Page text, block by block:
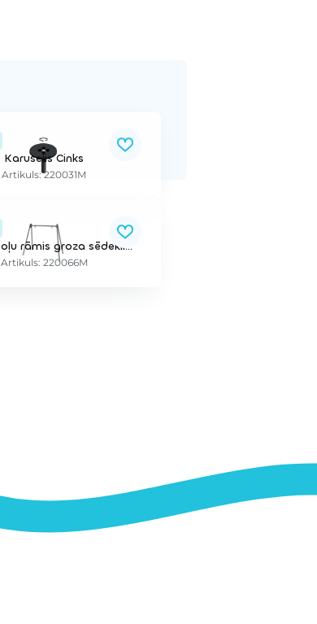
Karuselis Cinks
Artikuls: 220031M
Cloxx šūpoļu rāmis groza sēdeklim (sēdekis nav iekļauts)
Artikuls: 220066M